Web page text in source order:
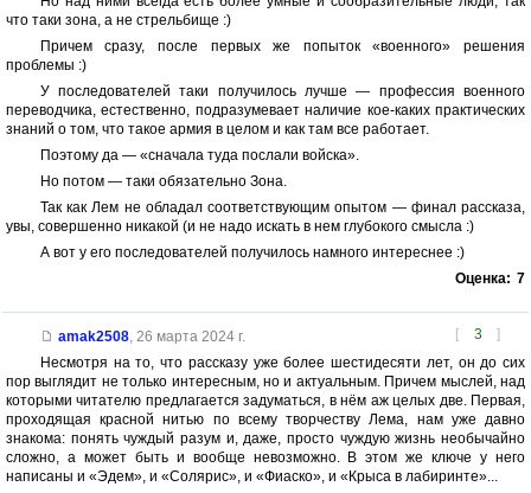
что таки зона, а не стрельбище :)
Причем сразу, после первых же попыток «военного» решения
проблемы :)
У последователей таки получилось лучше — профессия военного
переводчика, естественно, подразумевает наличие кое-каких практических
знаний о том, что такое армия в целом и как там все работает.
Поэтому да — «сначала туда послали войска».
Но потом — таки обязательно Зона.
Так как Лем не обладал соответствующим опытом — финал рассказа,
увы, совершенно никакой (и не надо искать в нем глубокого смысла :)
А вот у его последователей получилось намного интереснее :)
Оценка: 7
[ 3 ]
amak2508, 26 марта 2024 г.
Несмотря на то, что рассказу уже более шестидесяти лет, он до сих
пор выглядит не только интересным, но и актуальным. Причем мыслей, над
которыми читателю предлагается задуматься, в нём аж целых две. Первая,
проходящая красной нитью по всему творчеству Лема, нам уже давно
знакома: понять чуждый разум и, даже, просто чуждую жизнь необычайно
сложно, а может быть и вообще невозможно. В этом же ключе у него
написаны и «Эдем», и «Солярис», и «Фиаско», и «Крыса в лабиринте»...